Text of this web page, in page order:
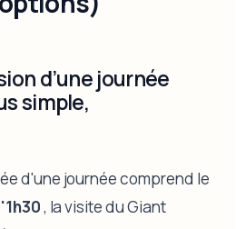
d’une journée
simple,
d'une journée comprend le
, la visite du Giant